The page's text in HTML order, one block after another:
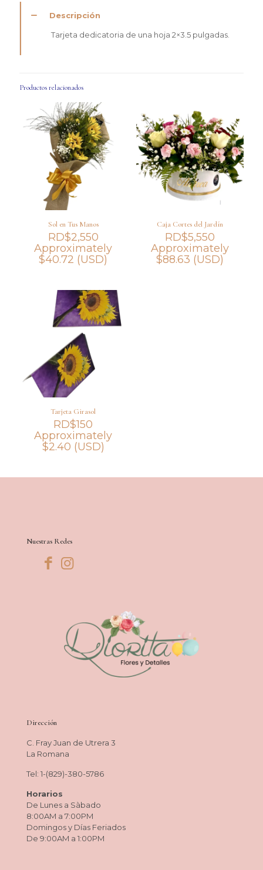
Descripción
Tarjeta dedicatoria de una hoja 2×3.5 pulgadas.
Productos relacionados
Sol en Tus Manos
RD$2,550
Approximately
$40.72 (USD)
Caja Cortes del Jardín
RD$5,550
Approximately
$88.63 (USD)
Tarjeta Girasol
RD$150
Approximately
$2.40 (USD)
Nuestras Redes
Dirección
C. Fray Juan de Utrera 3
La Romana
Tel: 1-(829)-380-5786
Horarios
De Lunes a Sàbado
8:00AM a 7:00PM
Domingos y Días Feriados
De 9:00AM a 1:00PM